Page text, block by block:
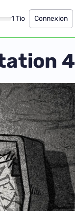
1 Tio Connexion
4